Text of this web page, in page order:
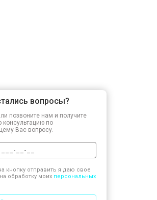
вопросы?
позвоните нам и получите
консультацию по
Вас вопросу.
кнопку отправить я даю свое
обработку моих персональных